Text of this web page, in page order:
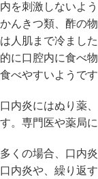
内を刺激しないよ
かんきつ類、酢の
は人肌まで冷まし
的に口腔内に食べ
食べやすいようです
口内炎にはぬり薬
す。専門医や薬局
多くの場合、口内
口内炎や、繰り返